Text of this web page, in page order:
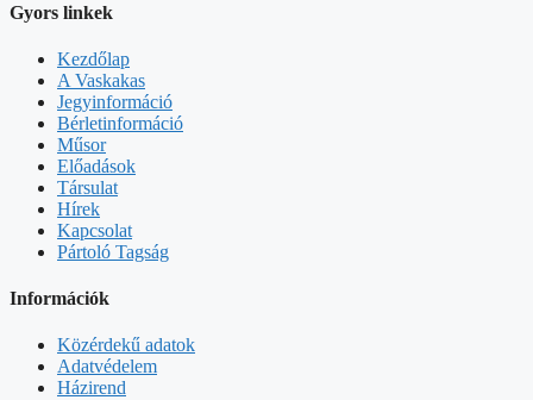
Gyors linkek
Kezdőlap
A Vaskakas
Jegyinformáció
Bérletinformáció
Műsor
Előadások
Társulat
Hírek
Kapcsolat
Pártoló Tagság
Információk
Közérdekű adatok
Adatvédelem
Házirend